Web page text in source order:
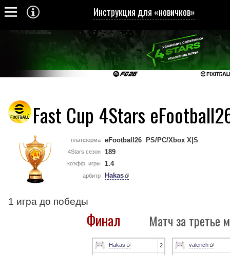
Инструкция для «новичков»
Fast Cup 4Stars
платформа eFootball26 PS/PC/Xbox X|S
4Stars сезон 189
коэфф. игры 1.4
арбитр Hakas
1 игра до победы
Финал Матч за третье
Hakas 2 valerich